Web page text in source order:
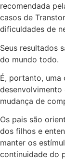
recomendada
casos de
dificuldades de
Seus resultados
do mundo todo.
É, portanto, uma
mudança de
Os pais são
dos filhos e
manter os
continuidade do